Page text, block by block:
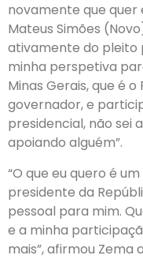
novamente que
Mateus Simões
ativamente do pleito
minha perspetiva
Minas Gerais, que é
governador, e
presidencial, não sei
apoiando alguém”.
“O que eu quero é
presidente da
pessoal para mim.
e a minha
mais”, afirmou Zema